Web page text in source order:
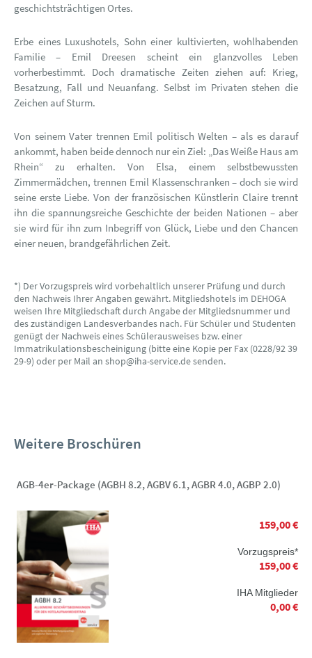
geschichtsträchtigen Ortes.
Erbe eines Luxushotels, Sohn einer kultivierten, wohlhabenden
Familie – Emil Dreesen scheint ein glanzvolles Leben
vorherbestimmt. Doch dramatische Zeiten ziehen auf: Krieg,
Besatzung, Fall und Neuanfang. Selbst im Privaten stehen die
Zeichen auf Sturm.
Von seinem Vater trennen Emil politisch Welten – als es darauf
ankommt, haben beide dennoch nur ein Ziel: „Das Weiße Haus am
Rhein“ zu erhalten. Von Elsa, einem selbstbewussten
Zimmermädchen, trennen Emil Klassenschranken – doch sie wird
seine erste Liebe. Von der französischen Künstlerin Claire trennt
ihn die spannungsreiche Geschichte der beiden Nationen – aber
sie wird für ihn zum Inbegriff von Glück, Liebe und den Chancen
einer neuen, brandgefährlichen Zeit.
*) Der Vorzugspreis wird vorbehaltlich unserer Prüfung und durch
den Nachweis Ihrer Angaben gewährt. Mitgliedshotels im DEHOGA
weisen Ihre Mitgliedschaft durch Angabe der Mitgliedsnummer und
des zuständigen Landesverbandes nach. Für Schüler und Studenten
genügt der Nachweis eines Schülerausweises bzw. einer
Immatrikulationsbescheinigung (bitte eine Kopie per Fax (0228/92 39
29-9) oder per Mail an shop@iha-service.de senden.
Weitere Broschüren
AGB-4er-Package (AGBH 8.2, AGBV 6.1, AGBR 4.0, AGBP 2.0)
159,00 €
Vorzugspreis*
159,00 €
IHA Mitglieder
0,00 €